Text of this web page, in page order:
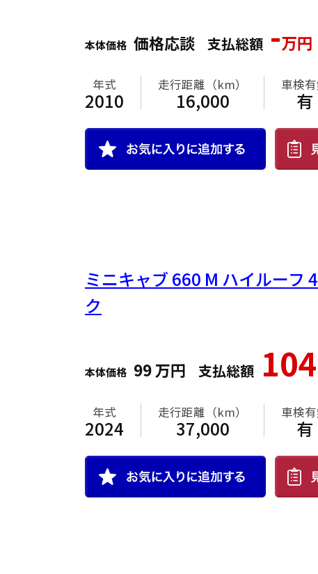
本体価格 価格応談 支払総額 -万円
年式
2010
走行距離（km）
16,000
車検
有
ミニキャブ660 M ハイルーフ
ク
本体価格 99万円 支払総額 104
年式
2024
走行距離（km）
37,000
車検
有